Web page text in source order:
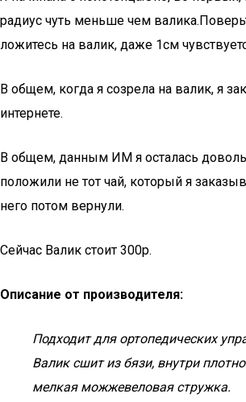
радиус чуть меньше чем
ложитесь на валик, даже 1см
В общем, когда я созрела на валик, я
интернете.
В общем, данным ИМ я осталась
положили не тот чай, который я
него потом вернули.
Сейчас Валик стоит 300р.
Описание от производителя:
Подходит для ортопедических
Валик сшит из бязи, внутри
мелкая можжевеловая стружка.